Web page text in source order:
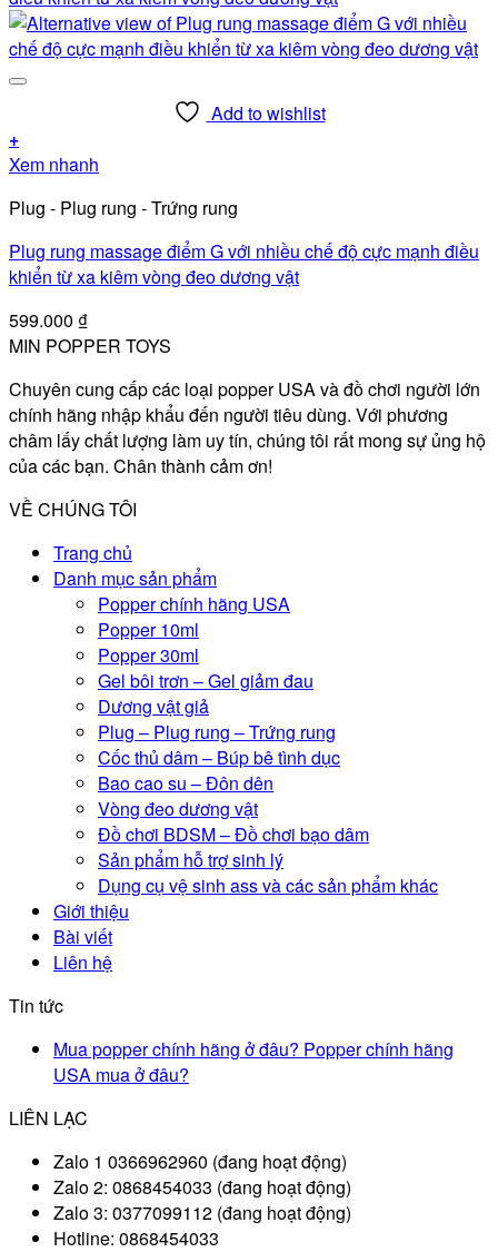
Add to wishlist
+
Xem nhanh
Plug - Plug rung - Trứng rung
Plug rung massage điểm G với nhiều chế độ cực mạnh điều
khiển từ xa kiêm vòng đeo dương vật
599.000 ₫
MIN POPPER TOYS
Chuyên cung cấp các loại popper USA và đồ chơi người lớn
chính hãng nhập khẩu đến người tiêu dùng. Với phương
châm lấy chất lượng làm uy tín, chúng tôi rất mong sự ủng hộ
của các bạn. Chân thành cảm ơn!
VỀ CHÚNG TÔI
Trang chủ
Danh mục sản phẩm
Popper chính hãng USA
Popper 10ml
Popper 30ml
Gel bôi trơn – Gel giảm đau
Dương vật giả
Plug – Plug rung – Trứng rung
Cốc thủ dâm – Búp bê tình dục
Bao cao su – Đôn dên
Vòng đeo dương vật
Đồ chơi BDSM – Đồ chơi bạo dâm
Sản phẩm hỗ trợ sinh lý
Dụng cụ vệ sinh ass và các sản phẩm khác
Giới thiệu
Bài viết
Liên hệ
Tin tức
Mua popper chính hãng ở đâu? Popper chính hãng
USA mua ở đâu?
LIÊN LẠC
Zalo 1 0366962960 (đang hoạt động)
Zalo 2: 0868454033 (đang hoạt động)
Zalo 3: 0377099112 (đang hoạt động)
Hotline: 0868454033